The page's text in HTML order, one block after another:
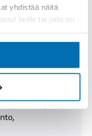
yhdistää näitä
heille tai joita on